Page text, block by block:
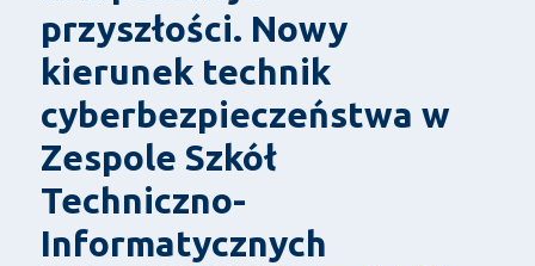
przyszłości. Nowy
kierunek technik
cyberbezpieczeństwa w
Zespole Szkół
Techniczno-
Informatycznych